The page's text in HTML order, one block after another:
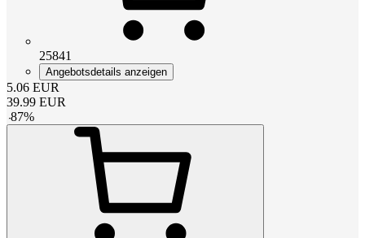
25841
Angebotsdetails anzeigen
5.06 EUR
39.99 EUR
-87%